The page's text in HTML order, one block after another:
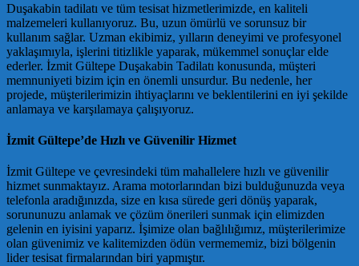
Duşakabin tadilatı ve tüm tesisat hizmetlerimizde, en kaliteli
malzemeleri kullanıyoruz. Bu, uzun ömürlü ve sorunsuz bir
kullanım sağlar. Uzman ekibimiz, yılların deneyimi ve profesyonel
yaklaşımıyla, işlerini titizlikle yaparak, mükemmel sonuçlar elde
ederler. İzmit Gültepe Duşakabin Tadilatı konusunda, müşteri
memnuniyeti bizim için en önemli unsurdur. Bu nedenle, her
projede, müşterilerimizin ihtiyaçlarını ve beklentilerini en iyi şekilde
anlamaya ve karşılamaya çalışıyoruz.
İzmit Gültepe’de Hızlı ve Güvenilir Hizmet
İzmit Gültepe ve çevresindeki tüm mahallelere hızlı ve güvenilir
hizmet sunmaktayız. Arama motorlarından bizi bulduğunuzda veya
telefonla aradığınızda, size en kısa sürede geri dönüş yaparak,
sorununuzu anlamak ve çözüm önerileri sunmak için elimizden
gelenin en iyisini yaparız. İşimize olan bağlılığımız, müşterilerimize
olan güvenimiz ve kalitemizden ödün vermememiz, bizi bölgenin
lider tesisat firmalarından biri yapmıştır.